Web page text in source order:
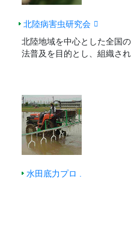
北陸病害虫研究会
北陸地域を中心とした全国
法普及を目的とし、組織され
水田底力プロ .